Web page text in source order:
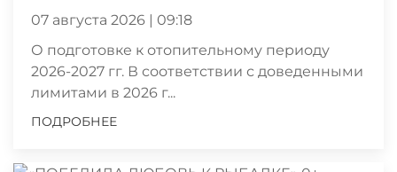
07 августа 2026 | 09:18
О подготовке к отопительному периоду
2026-2027 гг. В соответствии с доведенными
лимитами в 2026 г...
ПОДРОБНЕЕ